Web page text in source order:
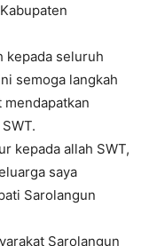
kepada seluruh
semoga langkah
kepada allah SWT,
saya
Sarolangun
Sarolangun